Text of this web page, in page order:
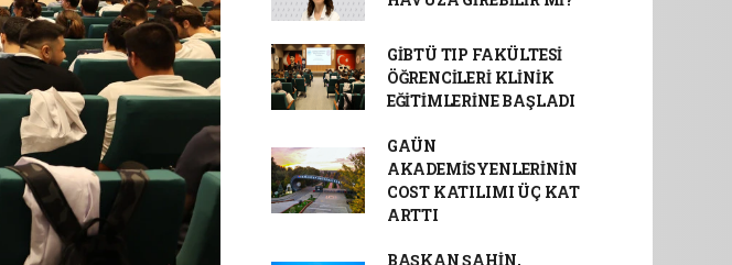
GİBTÜ TIP FAKÜLTESİ
ÖĞRENCİLERİ KLİNİK
EĞİTİMLERİNE BAŞLADI
GAÜN
AKADEMİSYENLERİNİN
COST KATILIMI ÜÇ KAT
ARTTI
BAŞKAN ŞAHİN,